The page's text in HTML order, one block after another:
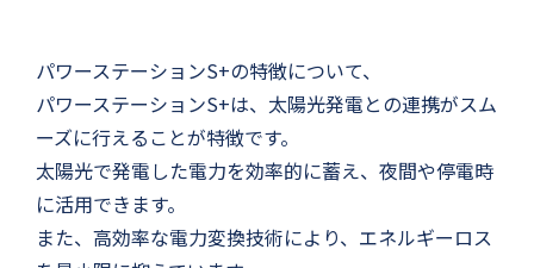
パワーステーションS+の特徴について、
パワーステーションS+は、太陽光発電との連携がスム
ーズに行えることが特徴です。
太陽光で発電した電力を効率的に蓄え、夜間や停電時
に活用できます。
また、高効率な電力変換技術により、エネルギーロス